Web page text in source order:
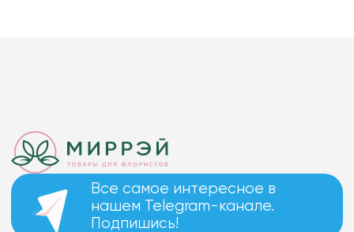
Все самое интересное в
нашем Telegram-канале.
Подпишись!